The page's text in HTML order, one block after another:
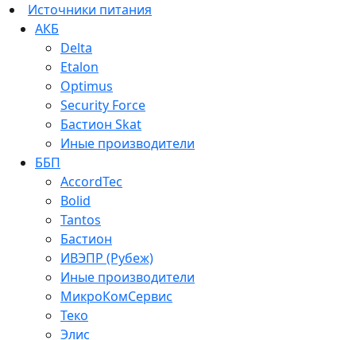
Источники питания
АКБ
Delta
Etalon
Optimus
Security Force
Бастион Skat
Иные производители
ББП
AccordTec
Bolid
Tantos
Бастион
ИВЭПР (Рубеж)
Иные производители
МикроКомСервис
Теко
Элис